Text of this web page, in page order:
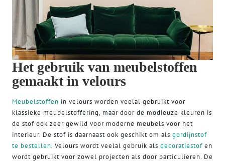
Het gebruik van meubelstoffen
gemaakt in velours
Meubelstoffen in velours worden veelal gebruikt voor
klassieke meubelstoffering, maar door de modieuze kleuren is
de stof ook zeer gewild voor moderne meubels voor het
interieur. De stof is daarnaast ook geschikt om als gordijnstof
te bestellen. Velours wordt veelal gebruik als decoratiestof en
wordt gebruikt voor zowel projecten als door particulieren. De